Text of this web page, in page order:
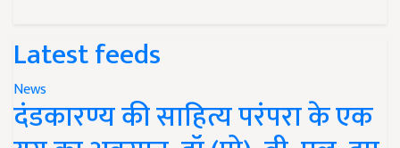
Latest feeds
News
दंडकारण्य की साहित्य परंपरा के एक